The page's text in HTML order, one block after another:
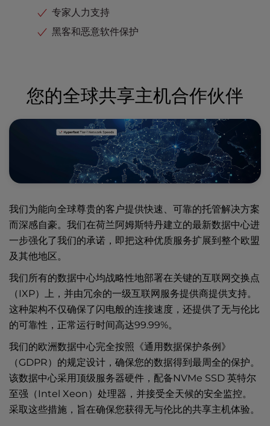
专家人力支持
黑客和恶意软件保护
您的全球共享主机合作伙伴
我们为能向全球尊贵的客户提供快速、可靠的托管解决方案
而深感自豪。我们在荷兰阿姆斯特丹建立的最新数据中心进
一步强化了我们的承诺，即把这种优质服务扩展到整个欧盟
及其他地区。
我们所有的数据中心均战略性地部署在关键的互联网交换点
（IXP）上，并由冗余的一级互联网服务提供商提供支持。
这种架构不仅确保了闪电般的连接速度，还提供了无与伦比
的可靠性，正常运行时间高达99.99%。
我们的欧洲数据中心完全按照《通用数据保护条例》
（GDPR）的规定设计，确保您的数据得到最周全的保护。
该数据中心采用顶级服务器硬件，配备NVMe SSD 英特尔
至强（Intel Xeon）处理器，并接受全天候的安全监控。
采取这些措施，旨在确保您获得无与伦比的共享主机体验。